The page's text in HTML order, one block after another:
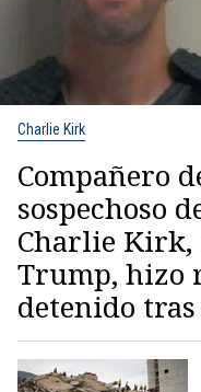
Charlie Kirk
Compañero
sospechoso
Charlie Kirk,
Trump, hizo
detenido